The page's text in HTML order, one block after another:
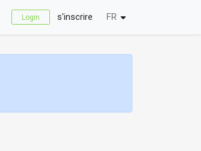
Login s'inscrire FR